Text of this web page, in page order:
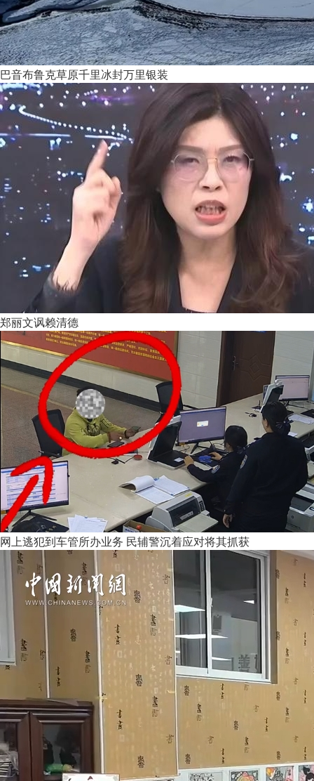
巴音布鲁克草原千里冰封万里银装
郑丽文讽赖清德
网上逃犯到车管所办业务 民辅警沉着应对将其抓获